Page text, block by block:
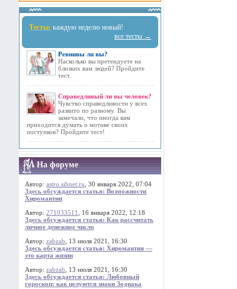
Тесты: каждую неделю новый!
все тесты →
Ревнивы ли вы?
Насколько вы претендуете на
близких вам людей? Пройдите
тест.
Справедливый ли вы человек?
Чувство справедливости у всех
развито по разному. Вы
замечали, что иногда вам
приходится думать о мотиве своих
поступков? Пройдите тест!
На форуме
Автор: astro.sibnet.ru , 30 января 2022, 07:04
Здесь обсуждается статья: Возможности
Хиромантии
Автор: 271033511
, 16 января 2022, 12:18
Здесь обсуждается статья: Как рассчитать
личное денежное число
Автор: zabzab , 13 июля 2021, 16:30
Здесь обсуждается статья: Хиромантия —
это карта жизни
Автор: zabzab , 13 июля 2021, 16:30
Здесь обсуждается статья: Любовный
гороскоп: как целуются знаки Зодиака